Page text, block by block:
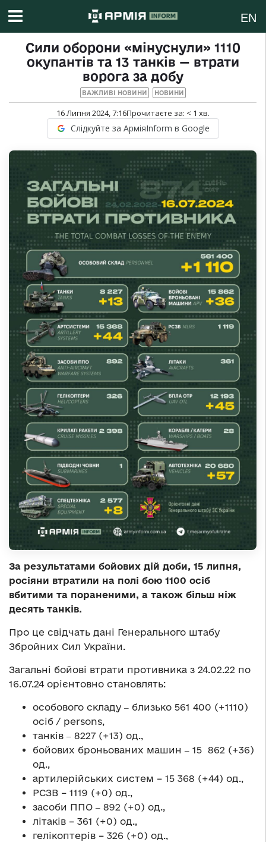
EN
Сили оборони «мінуснули» 1110
окупантів та 13 танків — втрати
ворога за добу
ВАЖЛИВІ НОВИНИ НОВИНИ
16 Липня 2024, 7:16Прочитаєте за: < 1 хв.
Слідкуйте за АрміяInform в Google
За результатами бойових дій доби, 15 липня,
росіяни втратили на полі бою 1100 осіб
вбитими та пораненими, а також більш ніж
десять танків.
Про це свідчать дані Генерального штабу
Збройних Сил України.
Загальні бойові втрати противника з 24.02.22 по
16.07.24 орієнтовно становлять:
особового складу ‒ близько 561 400 (+1110)
осіб / persons,
танків ‒ 8227 (+13) од.,
бойових броньованих машин ‒ 15 862 (+36)
од.,
артилерійських систем – 15 368 (+44) од.,
РСЗВ – 1119 (+0) од.,
засоби ППО ‒ 892 (+0) од.,
літаків – 361 (+0) од.,
гелікоптерів – 326 (+0) од.,